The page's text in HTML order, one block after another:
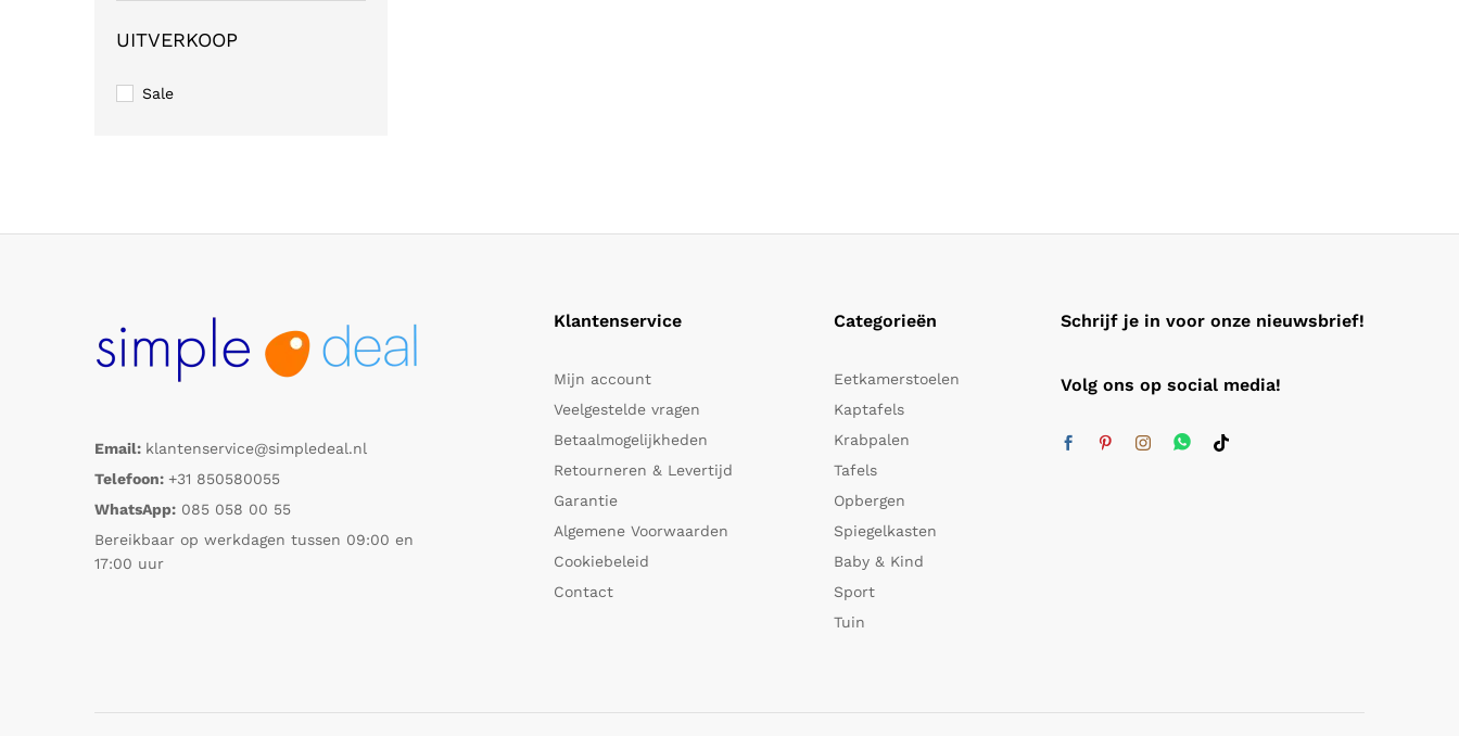
UITVERKOOP
Sale
Email: klantenservice@simpledeal.nl
Telefoon: +31 850580055
WhatsApp: 085 058 00 55
Bereikbaar op werkdagen tussen 09:00 en
17:00 uur
Klantenservice
Mijn account
Veelgestelde vragen
Betaalmogelijkheden
Retourneren & Levertijd
Garantie
Algemene Voorwaarden
Cookiebeleid
Contact
Categorieën
Eetkamerstoelen
Kaptafels
Krabpalen
Tafels
Opbergen
Spiegelkasten
Baby & Kind
Sport
Tuin
Schrijf je in voor onze nieuwsbrief!
Volg ons op social media!